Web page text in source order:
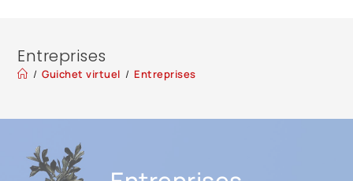
Entreprises
/ Guichet virtuel / Entreprises